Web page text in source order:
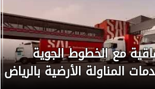
مع الخطوط الجوية
المناولة الأرضية بالرياض